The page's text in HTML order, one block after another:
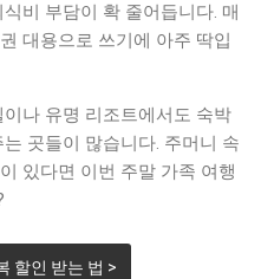
비 부담이 확 줄어듭니다. 매
대용으로 쓰기에 아주 딱입
나 유명 리조트에서도 숙박
곳들이 많습니다. 주머니 속
있다면 이번 주말 가족 여행
할인 받는 법 >